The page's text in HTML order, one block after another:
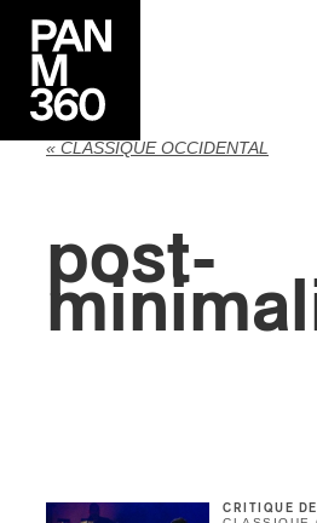
« CLASSIQUE OCCIDENTAL
post-
CRITIQUE